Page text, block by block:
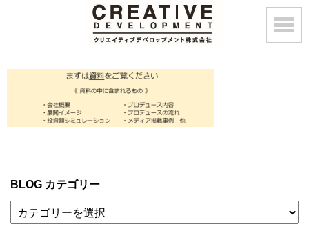
BLOG カテゴリー